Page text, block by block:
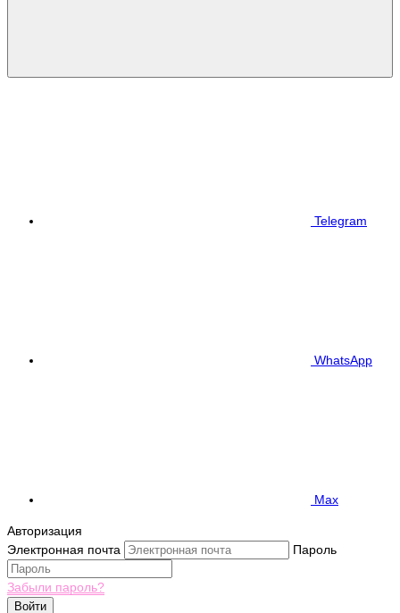
Telegram
WhatsApp
Max
Авторизация
Электронная почта
Пароль
Забыли пароль?
Войти